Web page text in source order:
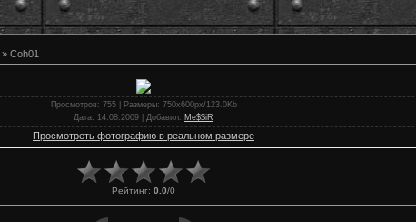
» Coh01
Просмотров: 755 | Размеры: 750x600px/123.0Kb
Дата: 14.08.2009 | Добавил: Me$$iR
Просмотреть фотографию в реальном размере
Рейтинг: 0.0/0